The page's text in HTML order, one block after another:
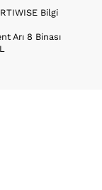
Bilgi
Arı 8 Binası